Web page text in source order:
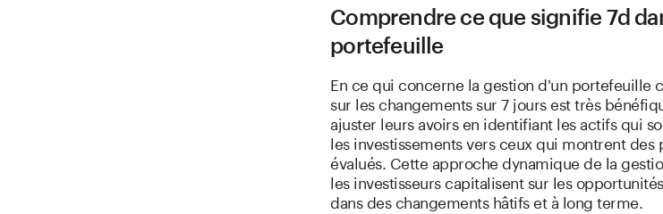
Comprendre ce que signifie 7d
portefeuille
En ce qui concerne la gestion d'un
sur les changements sur 7 jours est très
ajuster leurs avoirs en identifiant les actifs qui
les investissements vers ceux qui montrent des
évalués. Cette approche dynamique de la
les investisseurs capitalisent sur les
dans des changements hâtifs et à long terme.